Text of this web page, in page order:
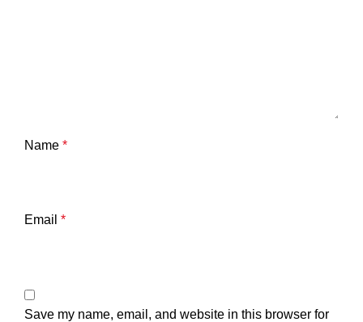
Name *
Email *
Save my name, email, and website in this browser for